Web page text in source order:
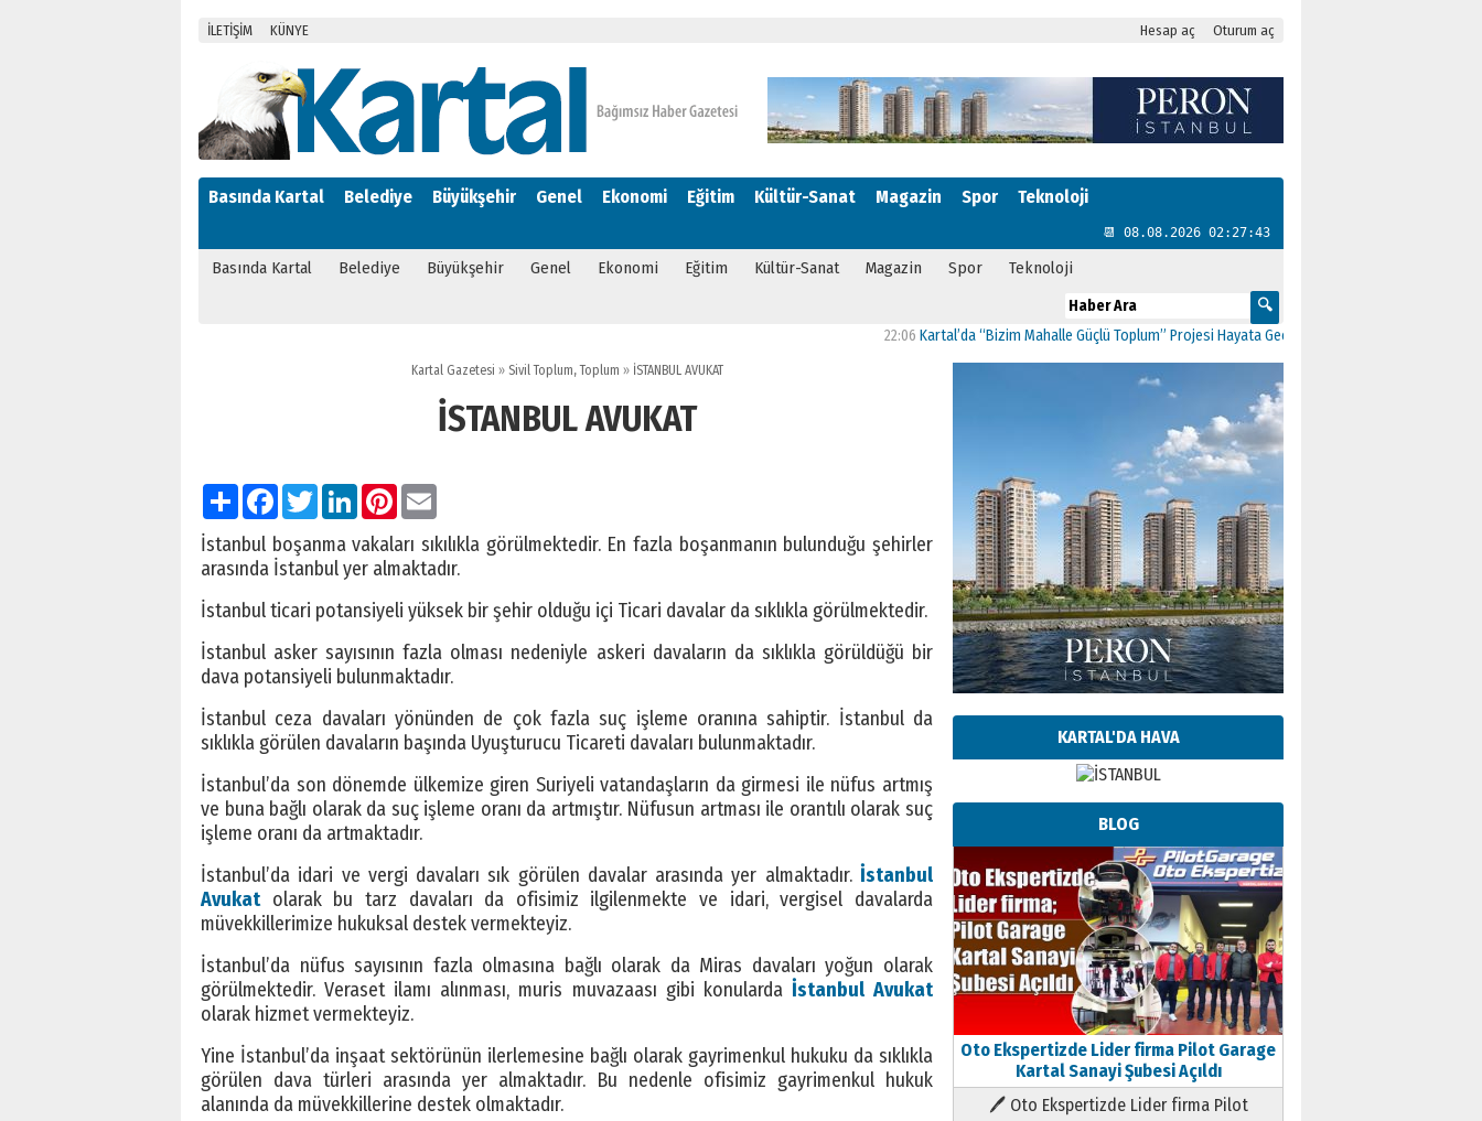
İLETİŞİM KÜNYE Hesap aç Oturum aç
Basında Kartal Belediye Büyükşehir Genel Ekonomi Eğitim Kültür-Sanat Magazin Spor Teknoloji
📆 08.08.2026 02:27:44
Basında Kartal Belediye Büyükşehir Genel Ekonomi Eğitim Kültür-Sanat Magazin Spor Teknoloji
Kartal’da “Bizim Mahalle Güçlü Toplum” Projesi Hayata Geçti 11:41
Kartal Gazetesi » Sivil Toplum,Toplum »İSTANBUL AVUKAT
İSTANBUL AVUKAT
PaylaşFacebook
TwitterLinkedInPinterest
İstanbul boşanma vakaları sıkılıkla görülmektedir. En fazla boşanmanın bulunduğu şehirler
arasında İstanbul yer almaktadır.
İstanbul ticari potansiyeli yüksek bir şehir olduğu içi Ticari davalar da sıklıkla görülmektedir.
İstanbul asker sayısının fazla olması nedeniyle askeri davaların da sıklıkla görüldüğü bir
dava potansiyeli bulunmaktadır.
İstanbul ceza davaları yönünden de çok fazla suç işleme oranına sahiptir. İstanbul da
sıklıkla görülen davaların başında Uyuşturucu Ticareti davaları bulunmaktadır.
İstanbul’da son dönemde ülkemize giren Suriyeli vatandaşların da girmesi ile nüfus artmış
ve buna bağlı olarak da suç işleme oranı da artmıştır. Nüfusun artması ile orantılı olarak suç
işleme oranı da artmaktadır.
İstanbul’da idari ve vergi davaları sık görülen davalar arasında yer almaktadır. İstanbul
Avukat olarak bu tarz davaları da ofisimiz ilgilenmekte ve idari, vergisel davalarda
müvekkillerimize hukuksal destek vermekteyiz.
İstanbul’da nüfus sayısının fazla olmasına bağlı olarak da Miras davaları yoğun olarak
görülmektedir. Veraset ilamı alınması, muris muvazaası gibi konularda İstanbul Avukat
olarak hizmet vermekteyiz.
Yine İstanbul’da inşaat sektörünün ilerlemesine bağlı olarak gayrimenkul hukuku da sıklıkla
görülen dava türleri arasında yer almaktadır. Bu nedenle ofisimiz gayrimenkul hukuk
alanında da müvekkillerine destek olmaktadır.
KARTAL'DA HAVA
BLOG
Oto Ekspertizde Lider firma Pilot Garage
Kartal Sanayi Şubesi Açıldı
🖊 Oto Ekspertizde Lider firma Pilot